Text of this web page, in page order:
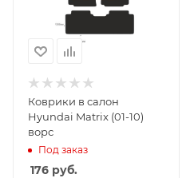
Коврики в салон
Hyundai Matrix (01-10)
ворс
Под заказ
176 руб.